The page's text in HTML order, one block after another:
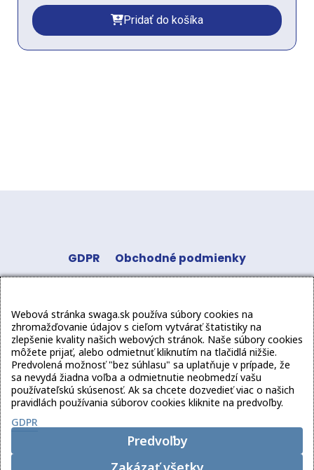
Pridať do košíka
GDPR Obchodné podmienky
Sledujte
nás:
Webová stránka swaga.sk používa súbory cookies na
zhromažďovanie údajov s cieľom vytvárať štatistiky na
zlepšenie kvality našich webových stránok. Naše súbory cookies
môžete prijať, alebo odmietnuť kliknutím na tlačidlá nižšie.
Predvolená možnosť "bez súhlasu" sa uplatňuje v prípade, že
sa nevydá žiadna voľba a odmietnutie neobmedzí vašu
používateľskú skúsenosť. Ak sa chcete dozvedieť viac o našich
pravidlách používania súborov cookies kliknite na predvoľby.
GDPR
Predvoľby